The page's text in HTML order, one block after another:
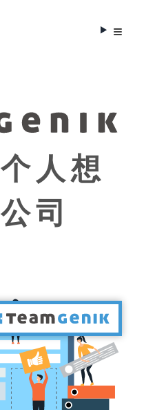
人想
司